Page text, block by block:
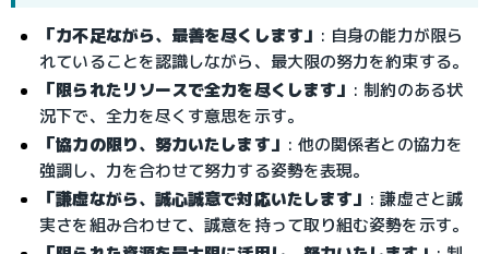
「力不足ながら、最善を尽くします」 : 自身の能力が限ら
れていることを認識しながら、最大限の努力を約束する。
「限られたリソースで全力を尽くします」 : 制約のある状
況下で、全力を尽くす意思を示す。
「協力の限り、努力いたします」 : 他の関係者との協力を
強調し、力を合わせて努力する姿勢を表現。
「謙虚ながら、誠心誠意で対応いたします」 : 謙虚さと誠
実さを組み合わせて、誠意を持って取り組む姿勢を示す。